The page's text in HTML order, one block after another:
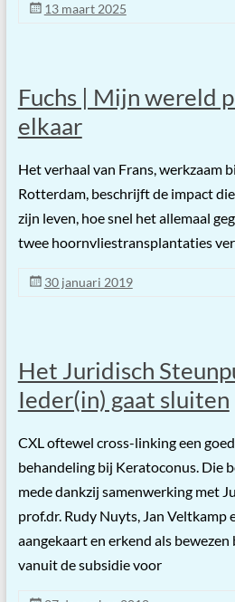
13 maart 2025
Fuchs | Mijn wereld
elkaar
Het verhaal van Frans, werkzaam
Rotterdam, beschrijft de impact
zijn leven, hoe snel het allemaal
twee hoornvliestransplantaties
30 januari 2019
Het Juridisch
Ieder(in) gaat sluiten
CXL oftewel cross-linking een
behandeling bij Keratoconus. Die
mede dankzij samenwerking met
prof.dr. Rudy Nuyts, Jan Veltkamp
aangekaart en erkend als
vanuit de subsidie voor